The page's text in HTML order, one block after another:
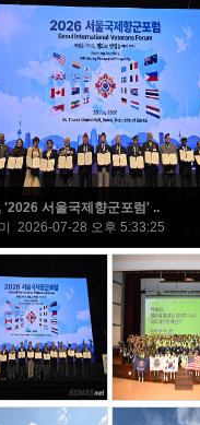
'2026 서울국제향군포럼' ..
2026-07-28 오후 5:33:25